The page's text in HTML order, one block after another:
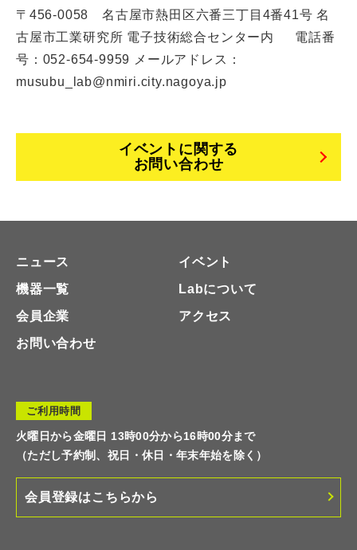
〒456-0058 名古屋市熱田区六番三丁目4番41号 名
古屋市工業研究所 電子技術総合センター内 電話番
号：052-654-9959 メールアドレス：
musubu_lab@nmiri.city.nagoya.jp
イベントに関する
お問い合わせ
ご利用時間
火曜日から金曜日 13時00分から16時00分まで
（ただし予約制、祝日・休日・年末年始を除く）
会員登録はこちらから
ニュース
イベント
機器一覧
Labについて
会員企業
アクセス
お問い合わせ